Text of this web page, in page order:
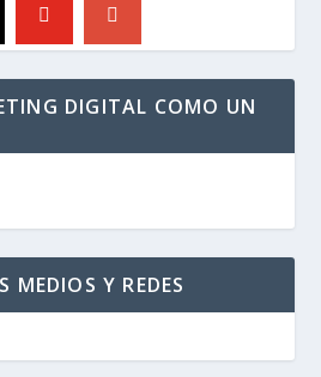
DIGITAL COMO UN
MEDIOS Y REDES